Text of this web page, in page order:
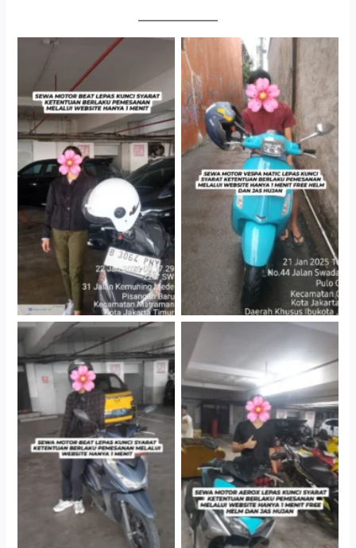
Cityplaza Jatinegara
Gedung Parkir P6A
Antar Jemput Kendaraan
Cityplaza Jatinegara
Gedung Parkir P6A
Cityplaza Jatinegara
Gedung Parkir P6A